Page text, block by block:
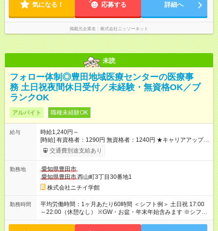
気になる！ 応募する 詳細へ
掲載元企業名 株式会社ニッソーネット
未読
フォロー体制◎豊田地域医療センターの医療事
務 土日祝夜間休日受付／未経験・無資格OK／ブ
ランクOK
アルバイト 職種未経験OK
給与
時給1,240円～
[時給] 有資格者：1290円 無資格者：1240円 ★キャリアアップ制
度あり 進級により給与がアップします！ 【試用期間】試用期間
あり 試用期間の長さ：3ヶ月 雇用形態、給与は本採用時と同じ
交通費別途支給あり
勤務地
愛知県豊田市
愛知県豊田市西山町3丁目30番地1
株式会社ニチイ学館
勤務時間
平均労働時間：1ヶ月あたり60時間 ＜シフト例＞ 土日祝 17:00
～22:00（休憩なし） ※GW・お盆・年末年始含みます ※シフト
制で月40～60時間（月8～12日）の就業です ※祝日により変動